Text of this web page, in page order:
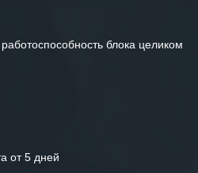
блока целиком
от 5 дней